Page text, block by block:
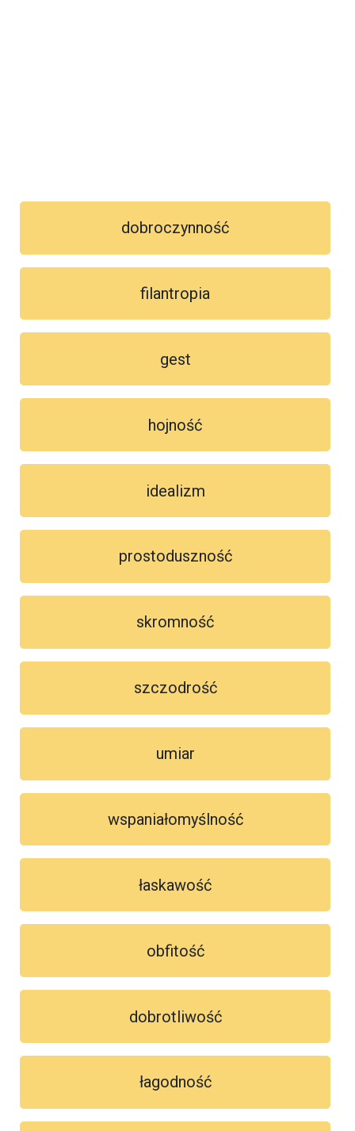
dobroczynność
filantropia
gest
hojność
idealizm
prostoduszność
skromność
szczodrość
umiar
wspaniałomyślność
łaskawość
obfitość
dobrotliwość
łagodność